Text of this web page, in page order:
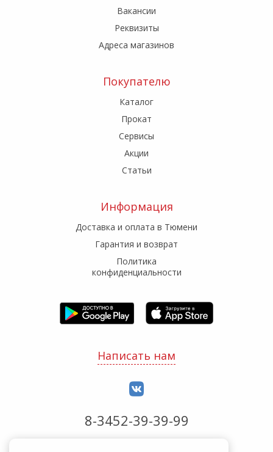
Вакансии
Реквизиты
Адреса магазинов
Покупателю
Каталог
Прокат
Сервисы
Акции
Статьи
Информация
Доставка и оплата в Тюмени
Гарантия и возврат
Политика
конфиденциальности
Написать нам
8-3452-39-39-99